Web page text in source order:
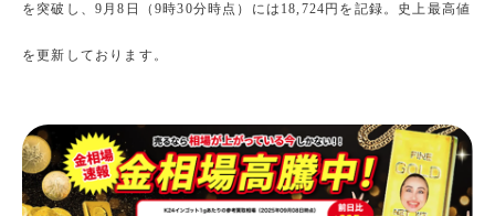
を突破し、9月8日（9時30分時点）には18,724円を記録。史上最高値
を更新しております。